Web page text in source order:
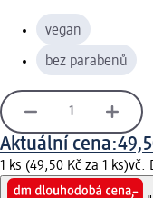
vegan
bez parabenů
Aktuální cena:
1 ks (49,50 Kč za 1 ks)vč.